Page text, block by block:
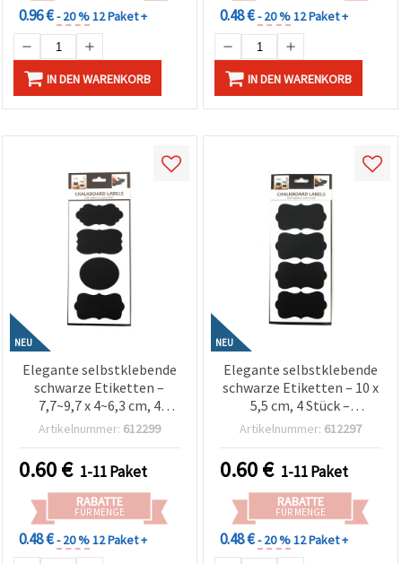
0.96 €- 20 %12 Paket +
IN DEN WARENKORB
0.48 €- 20 %12 Paket +
IN DEN WARENKORB
NEU
Elegante selbstklebende
schwarze Etiketten –
7,7~9,7 x 4~6,3 cm, 4
Stück, gemischte Formen
wiederverwendbar, ideal
zum Beschriften von
Gläsern, Flaschen,
Geschenken & kreativen
DIY-Bastelprojekten
Artikelnummer: 612299
0.60€ 1-11 Paket
RABATTE
FÜR MENGE
0.48 €- 20 %12 Paket +
NEU
Elegante selbstklebende
schwarze Etiketten – 10 x
5,5 cm, 4 Stück –
Wiederverwendbar, glatt
von Gläsern, Flaschen,
Geschenken und kreativen
Bastelprojekten
Artikelnummer: 612297
0.60€ 1-11 Paket
RABATTE
FÜR MENGE
0.48 €- 20 %12 Paket +